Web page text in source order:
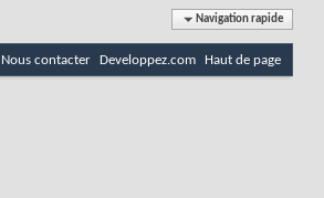
Navigation rapide
Nous contacter Developpez.com Haut de page